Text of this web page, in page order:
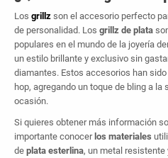
Los grillz son el accesorio perfecto
de personalidad. Los grillz de plata
populares en el mundo de la joyería
un estilo brillante y exclusivo sin
diamantes. Estos accesorios han
hop, agregando un toque de bling a
ocasión.
Si quieres obtener más información
importante conocer los materiales
de plata esterlina, un metal resistente
¡Oferta del
¡15% DE
TU CORREO